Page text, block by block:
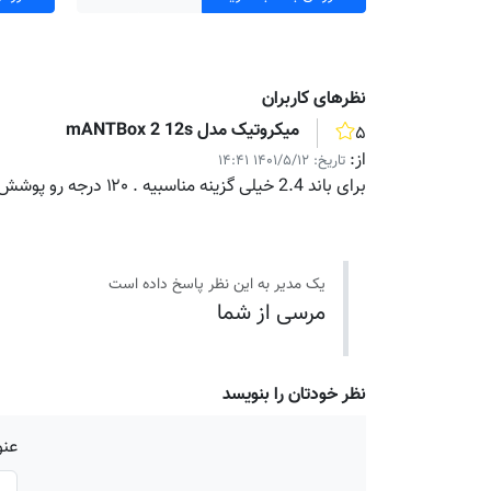
نظر‌های کاربران
۵
میکروتیک مدل mANTBox 2 12s
از: تاریخ: ۱۴۰۱/۵/۱۲ ۱۴:۴۱
برای باند 2.4 خیلی گزینه مناسبیه . ۱۲۰ درجه رو پوشش میده.
یک مدیر به این نظر پاسخ داده است
مرسی از شما
نظر خودتان را بنویسد